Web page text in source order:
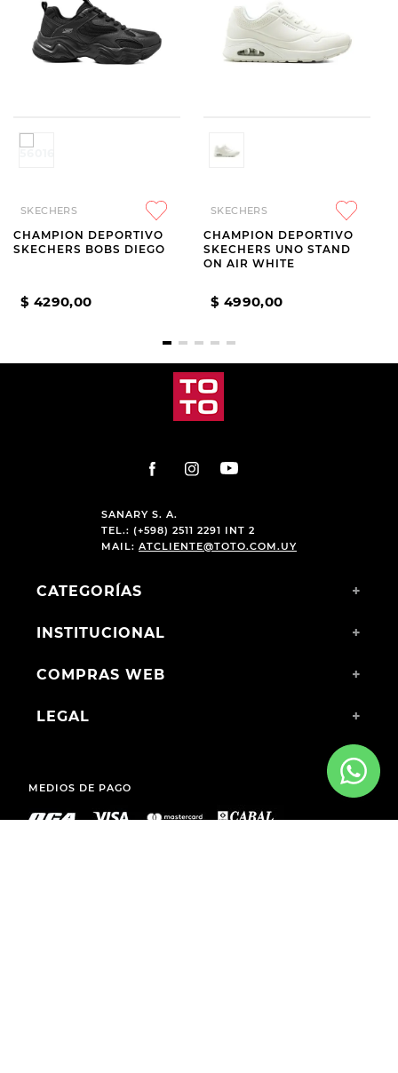
SKECHERS
CHAMPION DEPORTIVO
SKECHERS BOBS DIEGO
$ 4290,00
SKECHERS
CHAMPION DEPORTIVO
SKECHERS UNO STAND
ON AIR WHITE
$ 4990,00
SANARY S. A.
TEL.: (+598) 2511 2291 INT 2
MAIL: ATCLIENTE@TOTO.COM.UY
CATEGORÍAS +
INSTITUCIONAL +
COMPRAS WEB +
LEGAL +
MEDIOS DE PAGO